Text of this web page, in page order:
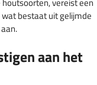
bestaat uit gelijmde
aan het